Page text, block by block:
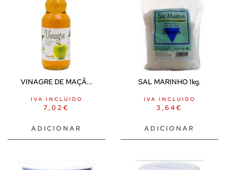
VINAGRE DE MAÇÃ...
7,02 €
IVA INCLUIDO
ADICIONAR
SAL MARINHO 1kg.
3,64€
IVA INCLUIDO
ADICIONAR